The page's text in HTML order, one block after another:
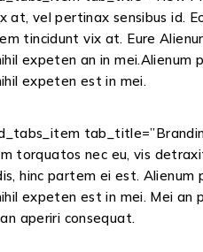
at, vel pertinax sensibus id.
tincidunt vix at. Eure
expeten an in mei.Alienum
expeten est in mei.
torquatos nec eu, vis
hinc partem ei est.
expeten est in mei. Mei an
aperiri consequat.